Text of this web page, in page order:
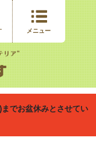
でお盆休みとさせてい